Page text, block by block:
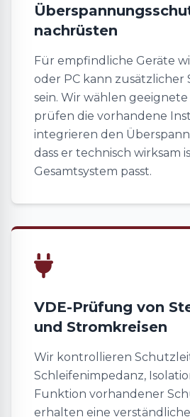
nachrüsten
Für empfindliche Geräte
oder PC kann zusätzlicher
sein. Wir wählen
prüfen die vorhandene
integrieren den
dass er technisch wirksam
Gesamtsystem passt.
VDE-Prüfung von
und Stromkreisen
Wir kontrollieren
Schleifenimpedanz,
Funktion vorhandener
erhalten eine